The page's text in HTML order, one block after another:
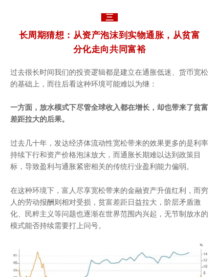
三
长周期猜想：从资产泡沫到实物通胀，从贫富
分化走向共同富裕
过去很长时间我们的投资逻辑都是建立在通胀低迷、货币宽松
的基础上，而往后看这种环境可能难以为继：
一方面，放水模式下尽管全球收入都在增长，却也带来了贫富
差距拉大的后果。
过去几十年，发达经济体流动性宽松带来的效果更多的是利率
持续下行和资产价格泡沫放大，而通胀长期难以达到政策目
标，导致盈利与通胀紧密相关的传统行业盈利能力偏弱。
在这种环境下，富人尽享宽松带来的金融资产升值红利，而穷
人的劳动报酬则相对受损，贫富差距日益拉大，阶层矛盾激
化、民粹主义等问题也逐渐在世界范围内兴起，无节制放水的
模式能否持续需要打上问号。